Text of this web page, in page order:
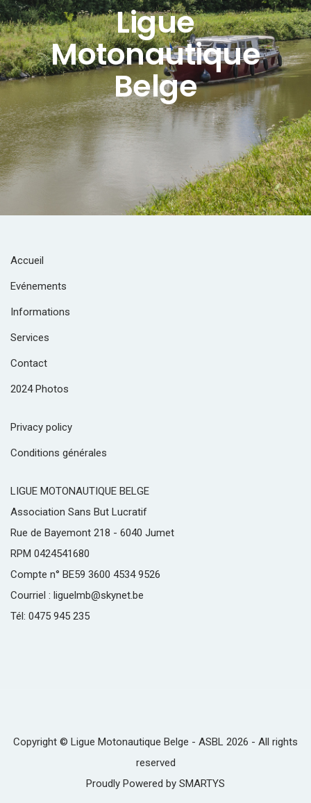
Ligue
Motonautique
Belge
Accueil
Evénements
Informations
Services
Contact
2024 Photos
Privacy policy
Conditions générales
LIGUE MOTONAUTIQUE BELGE
Association Sans But Lucratif
Rue de Bayemont 218 - 6040 Jumet
RPM 0424541680
Compte n° BE59 3600 4534 9526
Courriel : liguelmb@skynet.be
Tél: 0475 945 235
Copyright © Ligue Motonautique Belge - ASBL 2026 - All rights
reserved
Proudly Powered by SMARTYS